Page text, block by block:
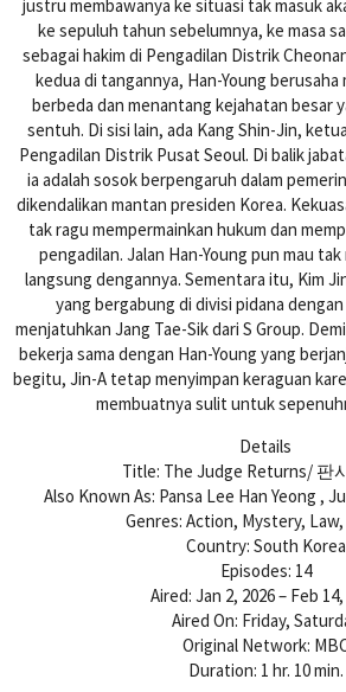
justru membawanya ke situasi tak masuk
ke sepuluh tahun sebelumnya, ke masa
sebagai hakim di Pengadilan Distrik
kedua di tangannya, Han-Young berusaha
berbeda dan menantang kejahatan besar
sentuh. Di sisi lain, ada Kang Shin-Jin,
Pengadilan Distrik Pusat Seoul. Di balik
ia adalah sosok berpengaruh dalam
dikendalikan mantan presiden Korea.
tak ragu mempermainkan hukum dan
pengadilan. Jalan Han-Young pun mau
langsung dengannya. Sementara itu, Kim
yang bergabung di divisi pidana
menjatuhkan Jang Tae-Sik dari S Group.
bekerja sama dengan Han-Young yang
begitu, Jin-A tetap menyimpan keraguan
membuatnya sulit untuk
Details
Title: The Judge Returns/ 판
Also Known As: Pansa Lee Han Yeong ,
Genres: Action, Mystery,
Country: South Korea
Episodes: 14
Aired: Jan 2, 2026 – Feb
Aired On: Friday,
Original Network:
Duration: 1 hr. 10 min.